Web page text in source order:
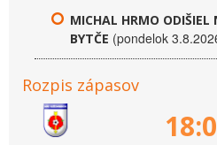
MICHAL HRMO ODIŠIEL
BYTČE (pondelok
Rozpis zápasov